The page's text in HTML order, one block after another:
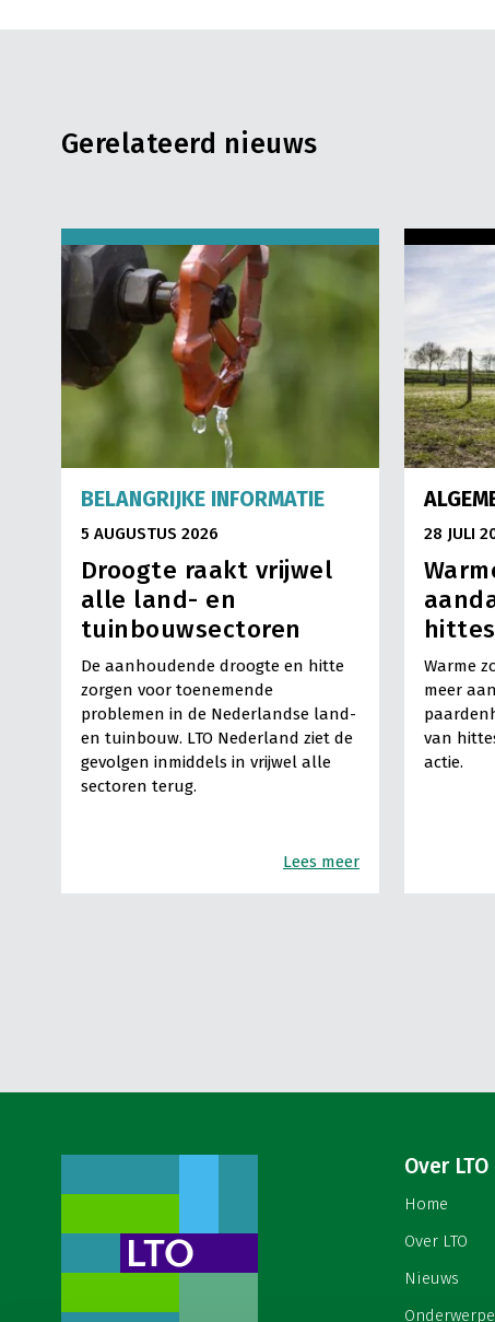
Gerelateerd nieuws
BELANGRIJKE INFORMATIE
5 AUGUSTUS 2026
Droogte raakt vrijwel
alle land- en
tuinbouwsectoren
De aanhoudende droogte en hitte
zorgen voor toenemende
problemen in de Nederlandse land-
en tuinbouw. LTO Nederland ziet de
gevolgen inmiddels in vrijwel alle
sectoren terug.
Lees meer
28 JULI
Warme
meer
van
actie.
Over LTO
Home
Over LTO
Nieuws